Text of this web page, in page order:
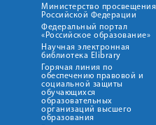
Министерство просвещения
Российской Федерации
Федеральный портал
«Российское образование»
Научная электронная
библиотека Elibrary
Горячая линия по
обеспечению правовой и
социальной защиты
обучающихся
образовательных
организаций высшего
образования